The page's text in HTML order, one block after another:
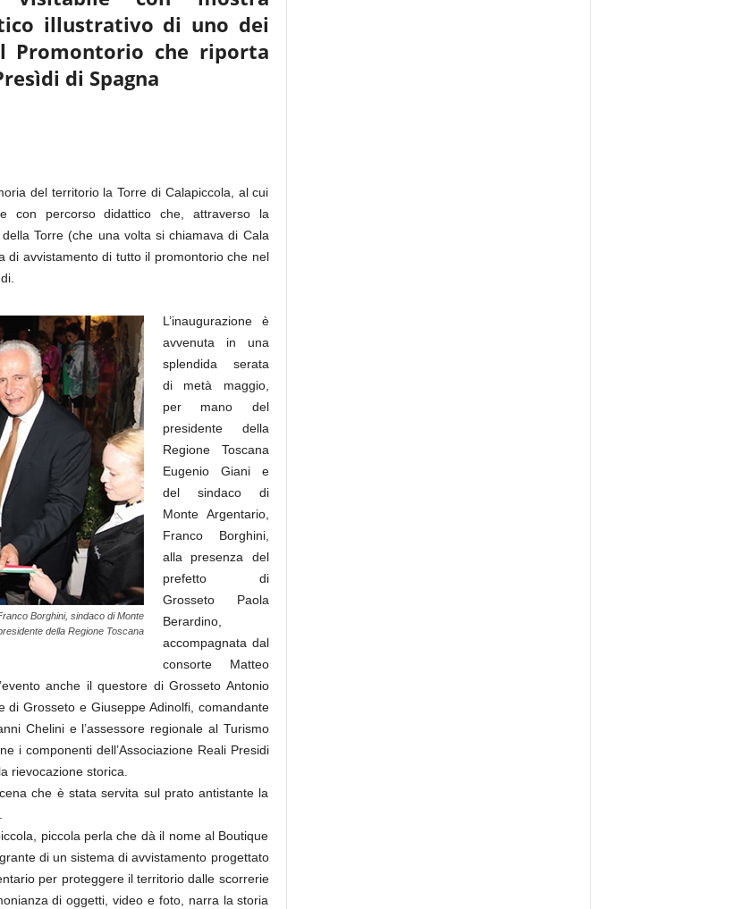
illustrativo di uno dei
Promontorio che riporta
di Spagna
del territorio la Torre di Calapiccola, al cui
con percorso didattico che, attraverso la
Torre (che una volta si chiamava di Cala
di avvistamento di tutto il promontorio che nel
Borghini, sindaco di Monte
della Regione Toscana
L’inaugurazione è
avvenuta in una
splendida serata
di metà maggio,
per mano del
presidente della
Regione Toscana
Eugenio Giani e
del sindaco di
Monte Argentario,
Franco Borghini,
alla presenza del
prefetto di
Grosseto Paola
Berardino,
accompagnata dal
consorte Matteo
anche il questore di Grosseto Antonio
di Grosseto e Giuseppe Adinolfi, comandante
Chelini e l’assessore regionale al Turismo
i componenti dell’Associazione Reali Presidi
rievocazione storica.
che è stata servita sul prato antistante la
piccola perla che dà il nome al Boutique
di un sistema di avvistamento progettato
per proteggere il territorio dalle scorrerie
di oggetti, video e foto, narra la storia